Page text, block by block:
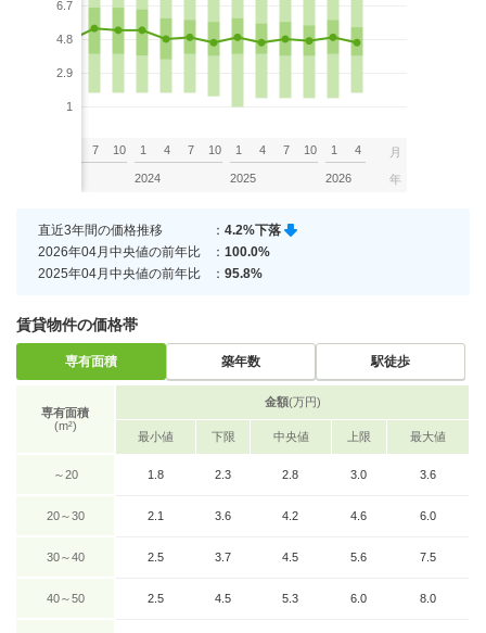
6.7
4.8
2.9
1
7 10 1 4 7 10
2024
1 4 7 10
2025
1 4
2026
月
年
直近3年間の価格推移 ： 4.2%下落
2026年04月中央値の前年比
： 100.0%
2025年04月中央値の前年比
： 95.8%
賃貸物件の価格帯
専有面積 築年数 駅徒歩
専有面積
(m²)
金額(万円)
最小値 下限 中央値 上限 最大値
～20 1.8 2.3 2.8 3.0 3.6
20～30 2.1 3.6 4.2 4.6 6.0
30～40 2.5 3.7 4.5 5.6 7.5
40～50 2.5 4.5 5.3 6.0 8.0